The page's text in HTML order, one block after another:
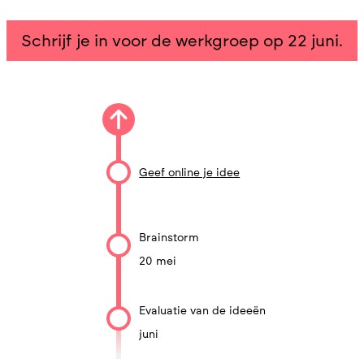
Schrijf je in voor de werkgroep op 22 juni.
Geef online je idee
Brainstorm
20 mei
Evaluatie van de ideeën
juni